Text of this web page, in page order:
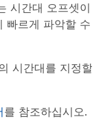
시간대 오프셋이
빠르게 파악할 수
시간대를 지정할
를 참조하십시오.